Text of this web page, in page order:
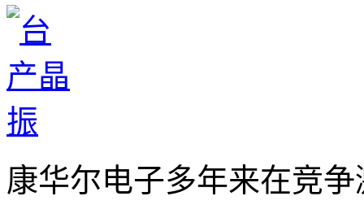
康华尔电子多年来在竞